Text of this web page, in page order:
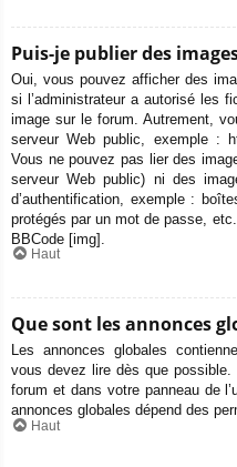
Puis-je publier des
Oui, vous pouvez afficher des
si l’administrateur a autorisé les
image sur le forum. Autrement,
serveur Web public, exemple :
Vous ne pouvez pas lier des
serveur Web public) ni des
d’authentification, exemple :
protégés par un mot de passe,
BBCode [img].
Haut
Que sont les annonces
Les annonces globales
vous devez lire dès que
forum et dans votre panneau de
annonces globales dépend des
Haut